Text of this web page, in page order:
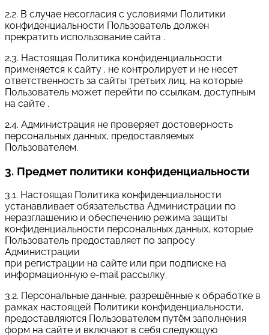
2.2. В случае несогласия с условиями Политики
конфиденциальности Пользователь должен
прекратить использование сайта .
2.3. Настоящая Политика конфиденциальности
применяется к сайту . не контролирует и не несет
ответственность за сайты третьих лиц, на которые
Пользователь может перейти по ссылкам, доступным
на сайте .
2.4. Администрация не проверяет достоверность
персональных данных, предоставляемых
Пользователем.
3. Предмет политики конфиденциальности
3.1. Настоящая Политика конфиденциальности
устанавливает обязательства Администрации по
неразглашению и обеспечению режима защиты
конфиденциальности персональных данных, которые
Пользователь предоставляет по запросу
Администрации
при регистрации на сайте или при подписке на
информационную e-mail рассылку.
3.2. Персональные данные, разрешённые к обработке в
рамках настоящей Политики конфиденциальности,
предоставляются Пользователем путём заполнения
форм на сайте и включают в себя следующую